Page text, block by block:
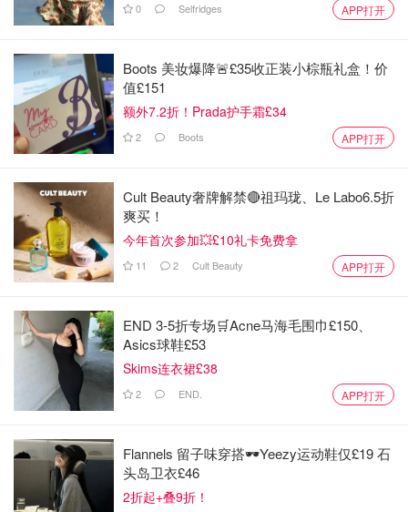
0 Selfridges APP打开
Boots 美妆爆降🚨£35收正装小棕瓶礼盒！价
值£151
额外7.2折！Prada护手霜£34
2 Boots APP打开
Cult Beauty奢牌解禁🔴祖玛珑、Le Labo6.5折
爽买！
今年首次参加💥£10礼卡免费拿
11 2 Cult Beauty APP打开
END 3-5折专场🛒Acne马海毛围巾£150、
Asics球鞋£53
Skims连衣裙£38
2 END. APP打开
Flannels 留子味穿搭🕶️Yeezy运动鞋仅£19 石
头岛卫衣£46
2折起+叠9折！